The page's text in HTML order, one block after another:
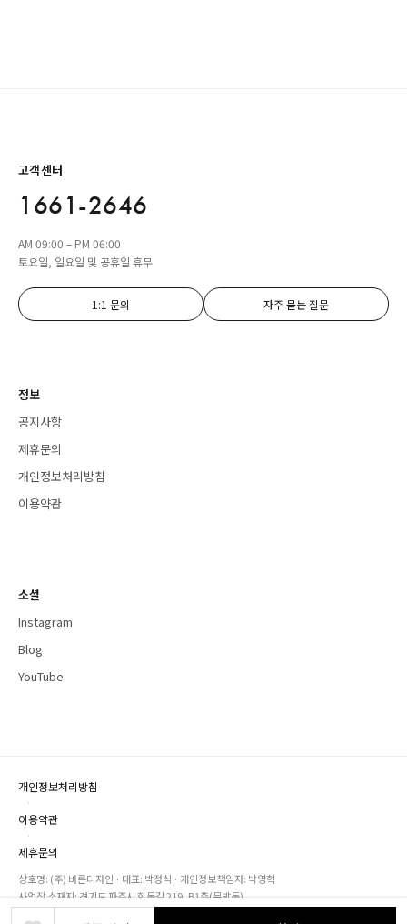
고객센터
1661-2646
AM 09:00 – PM 06:00
토요일, 일요일 및 공휴일 휴무
1:1 문의 자주 묻는 질문
정보
공지사항
제휴문의
개인정보처리방침
이용약관
소셜
Instagram
Blog
YouTube
개인정보처리방침
·
이용약관
·
제휴문의
상호명: (주) 바른디자인 · 대표: 박정식 · 개인정보책임자: 박영혁
사업장 소재지: 경기도 파주시 회동길 219, B1층(문발동)